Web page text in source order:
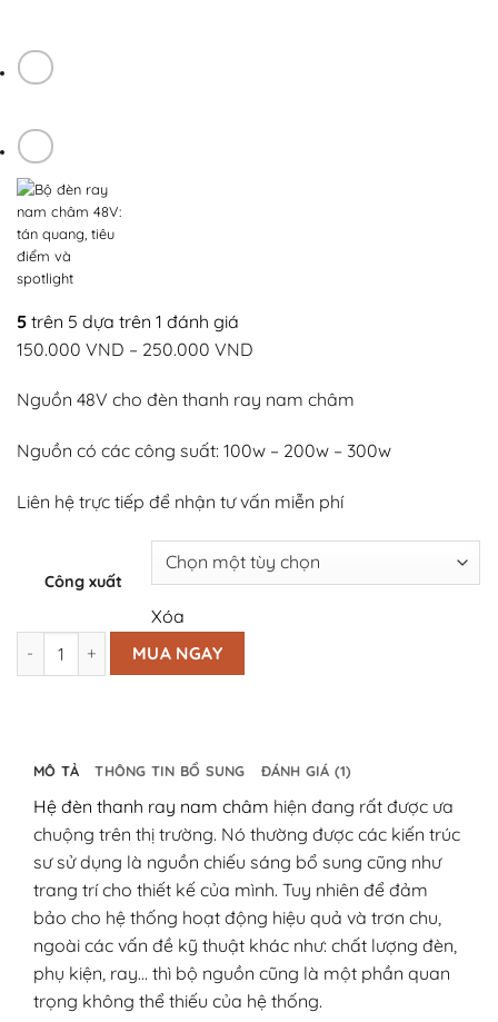
5 trên 5 dựa trên 1 đánh giá
150.000 VND – 250.000 VND
từ
đến
Nguồn 48V cho đèn thanh ray nam châm
Nguồn có các công suất: 100w – 200w – 300w
Liên hệ trực tiếp để nhận tư vấn miễn phí
Công xuất
Xóa
Nguồn thanh ray nam châm số lượng
MUA NGAY
MÔ TẢ THÔNG TIN BỔ SUNG ĐÁNH GIÁ (1)
Hệ đèn thanh ray nam châm hiện đang rất được ưa
chuộng trên thị trường. Nó thường được các kiến trúc
sư sử dụng là nguồn chiếu sáng bổ sung cũng như
trang trí cho thiết kế của mình. Tuy nhiên để đảm
bảo cho hệ thống hoạt động hiệu quả và trơn chu,
ngoài các vấn đề kỹ thuật khác như: chất lượng đèn,
phụ kiện, ray… thì bộ nguồn cũng là một phần quan
trọng không thể thiếu của hệ thống.